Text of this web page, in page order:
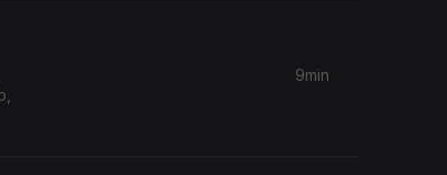
9min